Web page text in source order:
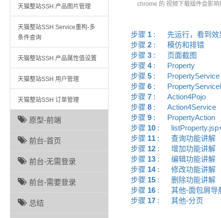
天猫整站SSH 产品图片管理
天猫整站SSH Service重构-多
条件查询
天猫整站SSH 产品属性值设置
天猫整站SSH 用户管理
天猫整站SSH 订单管理
原型-前端
前台-首页
前台-无需登录
前台-需要登录
总结
chrome 的 视频下载插件会影
步骤 1 :
先运行，看到
步骤 2 :
模仿和排错
步骤 3 :
页面截图
步骤 4:
Property
步骤 5 :
步骤 6 :
步骤 7 :
Action4Pojo
步骤 8 :
步骤 9 :
PropertyAction
步骤 10 :
步骤 11 :
查询功能讲解
步骤 12 :
增加功能讲解
步骤 13 :
编辑功能讲解
步骤 14:
修改功能讲解
步骤 15 :
删除功能讲解
步骤 16 :
其他-面包屑
步骤 17 : 其他-分页